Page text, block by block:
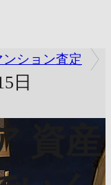
ンション査定
日
資産